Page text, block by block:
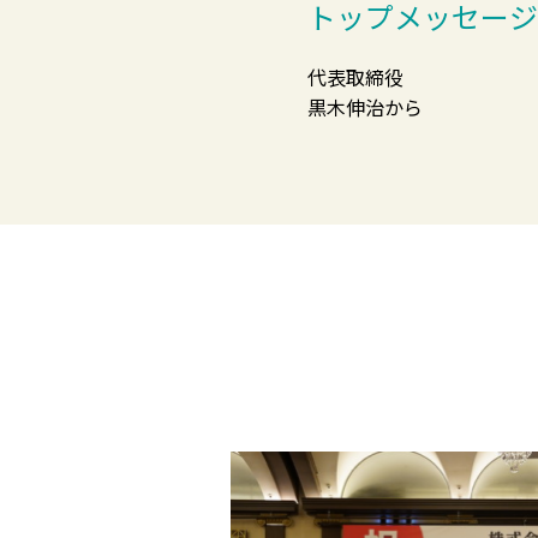
トップメッセージ
代表取締役
黒木伸治から